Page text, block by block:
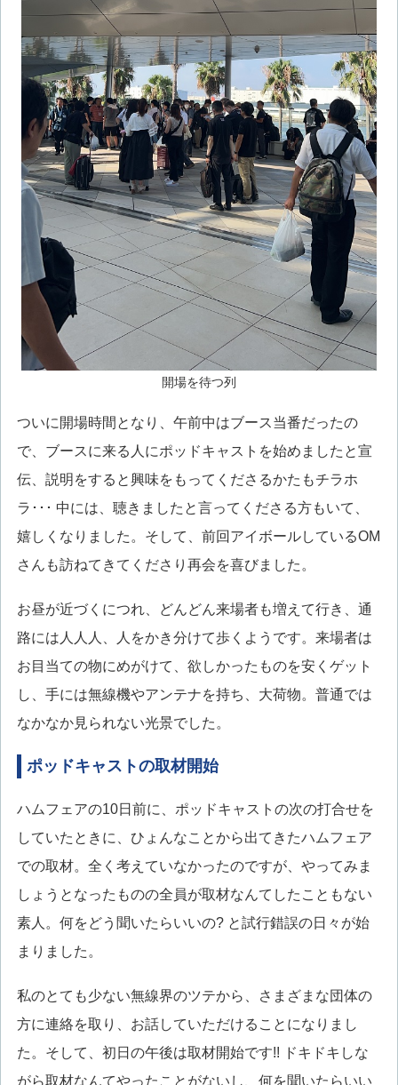
開場を待つ列
ついに開場時間となり、午前中はブース当番だったの
で、ブースに来る人にポッドキャストを始めましたと宣
伝、説明をすると興味をもってくださるかたもチラホ
ラ･･･ 中には、聴きましたと言ってくださる方もいて、
嬉しくなりました。そして、前回アイボールしているOM
さんも訪ねてきてくださり再会を喜びました。
お昼が近づくにつれ、どんどん来場者も増えて行き、通
路には人人人、人をかき分けて歩くようです。来場者は
お目当ての物にめがけて、欲しかったものを安くゲット
し、手には無線機やアンテナを持ち、大荷物。普通では
なかなか見られない光景でした。
ポッドキャストの取材開始
ハムフェアの10日前に、ポッドキャストの次の打合せを
していたときに、ひょんなことから出てきたハムフェア
での取材。全く考えていなかったのですが、やってみま
しょうとなったものの全員が取材なんてしたこともない
素人。何をどう聞いたらいいの? と試行錯誤の日々が始
まりました。
私のとても少ない無線界のツテから、さまざまな団体の
方に連絡を取り、お話していただけることになりまし
た。そして、初日の午後は取材開始です!! ドキドキしな
がら取材なんてやったことがないし、何を聞いたらいい